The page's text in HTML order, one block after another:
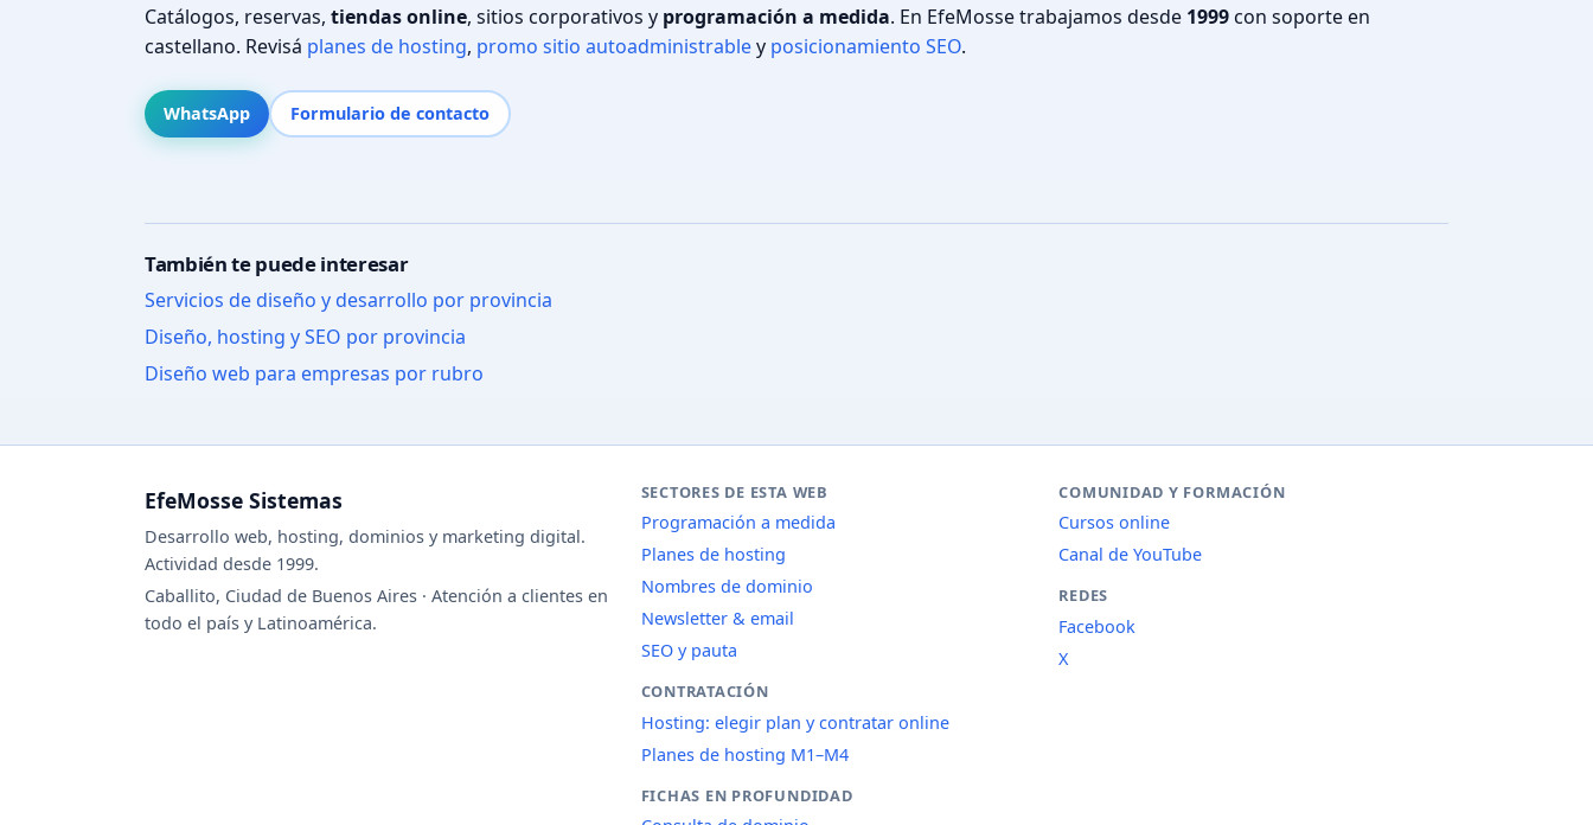
Catálogos, reservas, tiendas online, sitios corporativos y programación a medida. En EfeMosse trabajamos desde 1999con soporte en
castellano. Revisá planes de hosting, promo sitio autoadministrabley posicionamiento SEO.
WhatsApp Formulario de contacto
También te puede interesar
Servicios de diseño y desarrollo por provincia
Diseño, hosting y SEO por provincia
Diseño web para empresas por rubro
EfeMosse Sistemas
Desarrollo web, hosting, dominios y marketing digital.
Actividad desde 1999.
Caballito, Ciudad de Buenos Aires · Atención a clientes en
todo el país y Latinoamérica.
SECTORES DE ESTA WEB
Programación a medida
Planes de hosting
Nombres de dominio
Newsletter & email
SEO y pauta
CONTRATACIÓN
Hosting: elegir plan y contratar online
Planes de hosting M1–M4
FICHAS EN PROFUNDIDAD
COMUNIDAD Y FORMACIÓN
Cursos online
Canal de YouTube
REDES
Facebook
X